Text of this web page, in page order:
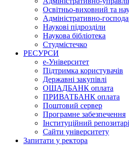
Освітньо-виховний та
Адміністративно-
Наукові підрозділи
Наукова бібліотека
Студмістечко
РЕСУРСИ
е-Університет
Підтримка користувачів
Державні закупівлі
ОЩАДБАНК оплата
ПРИВАТБАНК оплата
Поштовий сервер
Програмне забезпечення
Інституційний
Сайти університету
Запитати у ректора